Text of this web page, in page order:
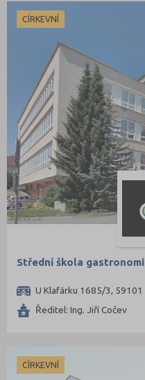
CÍRKEVNÍ
Střední škola
U Klafárku 1685/3,
Ředitel: Ing. Jiří Cočev
CÍRKEVNÍ